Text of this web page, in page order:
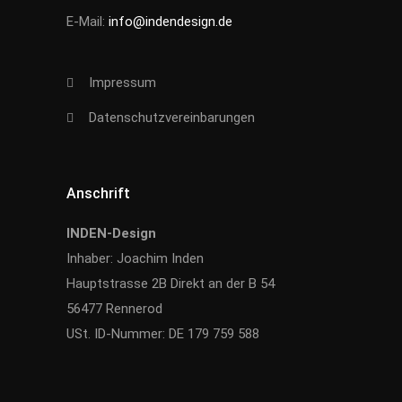
E-Mail: info@indendesign.de
Impressum
Datenschutzvereinbarungen
Anschrift
INDEN-Design
Inhaber: Joachim Inden
Hauptstrasse 2B Direkt an der B 54
56477 Rennerod
USt. ID-Nummer: DE 179 759 588